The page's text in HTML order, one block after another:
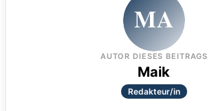
MA
AUTOR DIESES BEITRAGS
Maik
Redakteur/in